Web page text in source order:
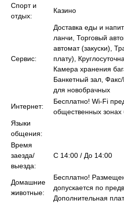
Спорт и
отдых:
Казино
Сервис:
Доставка еды и
ланчи, Торговый
автомат (закуски),
плату),
Камера хранения
Банкетный зал,
для новобрачных
Интернет:
Бесплатно! Wi-Fi
общественных зонах
Языки
общения:
Время
заезда/
выезда:
C 14:00 / До 14:00
Домашние
животные:
Бесплатно!
допускается по
Дополнительная